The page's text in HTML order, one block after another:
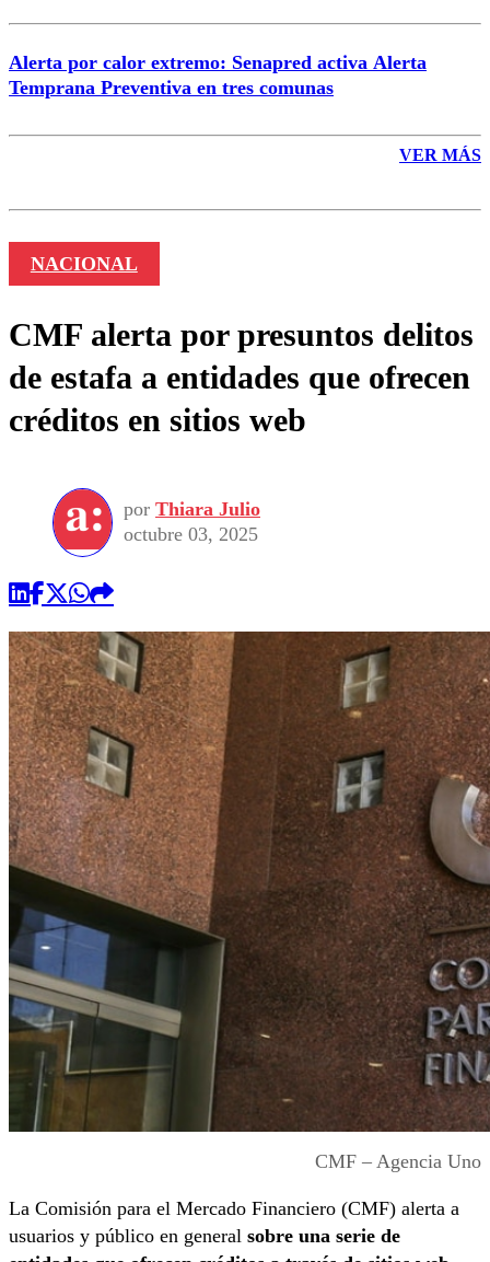
Alerta por calor extremo: Senapred activa Alerta
Temprana Preventiva en tres comunas
VER MÁS
NACIONAL
CMF alerta por presuntos delitos
de estafa a entidades que ofrecen
créditos en sitios web
por Thiara Julio
octubre 03, 2025
CMF – Agencia Uno
La Comisión para el Mercado Financiero (CMF) alerta a
usuarios y público en general sobre una serie de